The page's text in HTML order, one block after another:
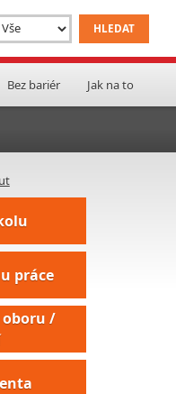
Bez bariér Jak na to
práce
/